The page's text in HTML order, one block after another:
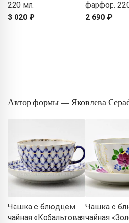
220 мл.
3 020 ₽
фарфор.
2 690 ₽
Автор формы — Яковлева
Чашка с блюдцем
чайная «Кобальтовая
Чашка с
чайная